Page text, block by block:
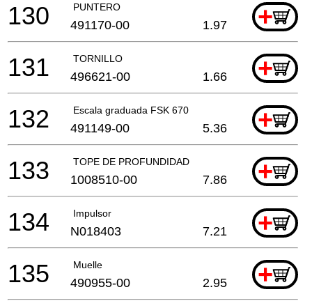
PUNTERO +
130 491170-00 1.97
TORNILLO +
131 496621-00 1.66
Escala graduada FSK 670 +
132 491149-00 5.36
TOPE DE PROFUNDIDAD +
133 1008510-00 7.86
Impulsor +
134 N018403 7.21
Muelle +
135 490955-00 2.95